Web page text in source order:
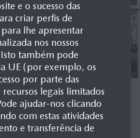
POR
e o sucesso das
criar perfis de
lhe apresentar
nos nossos
também pode
UE (por exemplo, os
por parte das
legais limitados
ajudar-nos clicando
com estas atividades
e transferência de